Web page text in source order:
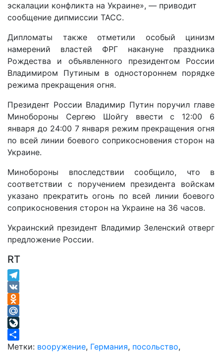
эскалации конфликта на Украине», — приводит
сообщение дипмиссии ТАСС.
Дипломаты также отметили особый цинизм
намерений властей ФРГ накануне праздника
Рождества и объявленного президентом России
Владимиром Путиным в одностороннем порядке
режима прекращения огня.
Президент России Владимир Путин поручил главе
Минобороны Сергею Шойгу ввести с 12:00 6
января до 24:00 7 января режим прекращения огня
по всей линии боевого соприкосновения сторон на
Украине.
Минобороны впоследствии сообщило, что в
соответствии с поручением президента войскам
указано прекратить огонь по всей линии боевого
соприкосновения сторон на Украине на 36 часов.
Украинский президент Владимир Зеленский отверг
предложение России.
RT
Telegram
VK
Odnoklassniki
Mail.Ru
LiveJournal
Отправить
Метки: вооружение, Германия, посольство,